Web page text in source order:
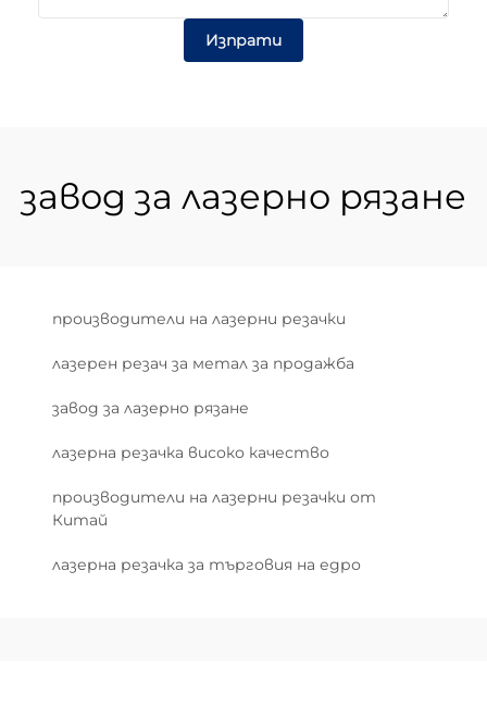
Изпрати
завод за лазерно рязане
производители на лазерни резачки
лазерен резач за метал за продажба
завод за лазерно рязане
лазерна резачка високо качество
производители на лазерни резачки от
Китай
лазерна резачка за търговия на едро